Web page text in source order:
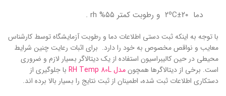
دما ۲۰±۲ºC و رطوبت کمتر ۵۵% rh .
با توجه به اینکه ثبت دستی اطلاعات دما و رطوبت آزمایشگاه توسط کارشناس
معایب و نواقص مخصوص به خود را دارد. برای اثبات رعایت چنین شرایط
محیطی در حین کالیبراسیون استفاده از یک دیتالاگر بسیار لازم و ضروری
است. برخی از دیتالاگرها همچونمدل RH Temp 80L
با جلوگیری از
دستکاری اطلاعات ثبت شده، اطمینان از ثبت نتایج را بسیار بالا برده اند.